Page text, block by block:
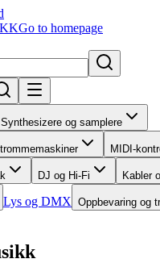
Go to homepage
Synthesizere og samplere
MIDI-
DJ og Hi-Fi Kabler
Lys og DMX Oppbevaring og